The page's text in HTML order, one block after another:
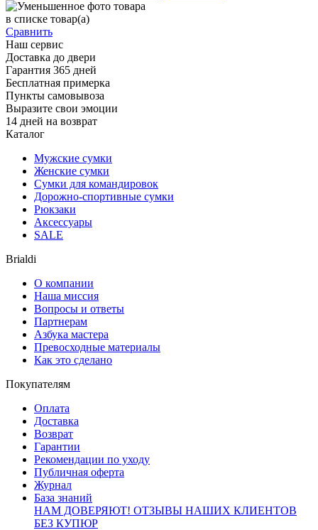
в списке товар(а)
Сравнить
Наш сервис
Доставка до двери
Гарантия 365 дней
Бесплатная примерка
Пункты самовывоза
Выразите свои эмоции
14 дней на возврат
Каталог
Мужские сумки
Женские сумки
Сумки для командировок
Дорожно-спортивные сумки
Рюкзаки
Аксессуары
SALE
Brialdi
О компании
Наша миссия
Вопросы и ответы
Партнерам
Азбука мастера
Превосходные материалы
Как это сделано
Покупателям
Оплата
Доставка
Возврат
Гарантии
Рекомендации по уходу
Публичная оферта
Журнал
База знаний
НАМ ДОВЕРЯЮТ! ОТЗЫВЫ НАШИХ КЛИЕНТОВ
БЕЗ КУПЮР